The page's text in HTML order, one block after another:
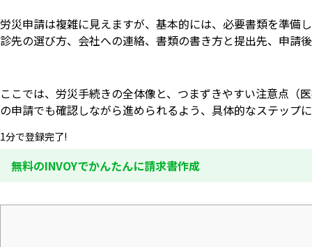
労災申請は複雑に見えますが、基本的には、必要書類を準備
診先の選び方、会社への連絡、書類の書き方と提出先、申請
ここでは、労災手続きの全体像と、つまずきやすい注意点（
の申請でも確認しながら進められるよう、具体的なステップ
1分で登録完了!
無料のINVOYでかんたんに請求書作成